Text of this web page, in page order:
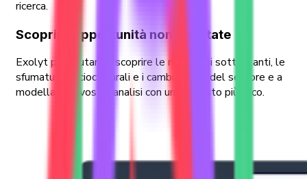
ricerca.
Scoprire opportunità non sfruttate
Exolyt può aiutare a scoprire le narrazioni sottostanti, le
sfumature socioculturali e i cambiamenti del settore e a
modellare la vostra analisi con un contesto più ricco.